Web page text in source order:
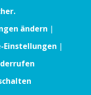
ändern |
Einstellungen |